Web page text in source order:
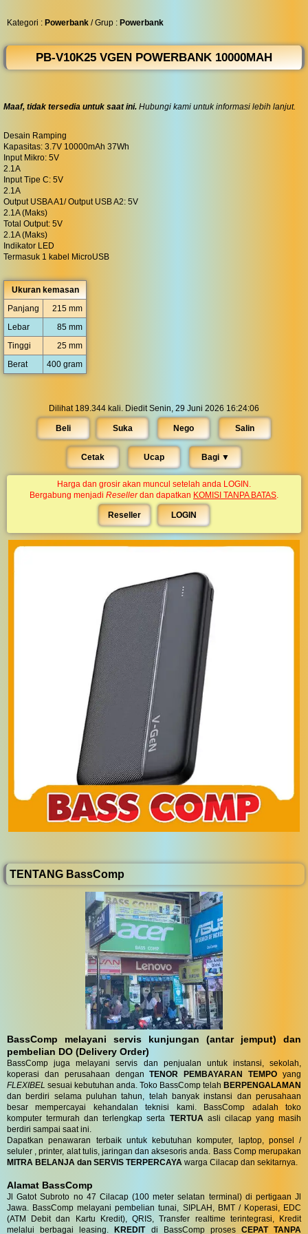
Kategori : Powerbank / Grup : Powerbank
PB-V10K25 VGEN POWERBANK 10000MAH
Maaf, tidak tersedia untuk saat ini. Hubungi kami untuk informasi lebih lanjut.
Desain Ramping
Kapasitas: 3.7V 10000mAh 37Wh
Input Mikro: 5V
2.1A
Input Tipe C: 5V
2.1A
Output USBA A1/ Output USB A2: 5V
2.1A (Maks)
Total Output: 5V
2.1A (Maks)
Indikator LED
Termasuk 1 kabel MicroUSB
Ukuran kemasan
Panjang
215 mm
Lebar
85 mm
Tinggi
25 mm
Berat
400 gram
Dilihat 189.344 kali. Diedit Senin, 29 Juni 2026 16:24:06
Beli Suka Nego Salin
Cetak Ucap Bagi ▼︎
Harga dan grosir akan muncul setelah anda LOGIN.
Bergabung menjadi Resellerdan dapatkan KOMISI TANPA BATAS.
Reseller LOGIN
TENTANG BassComp
BassComp melayani servis kunjungan (antar jemput) dan
pembelian DO (Delivery Order)
BassComp juga melayani servis dan penjualan untuk instansi, sekolah,
koperasi dan perusahaan denganTENOR PEMBAYARAN TEMPO yang
FLEXIBEL sesuai kebutuhan anda. Toko BassComp telah BERPENGALAMAN
dan berdiri selama puluhan tahun, telah banyak instansi dan perusahaan
besar mempercayai kehandalan teknisi kami. BassComp adalah toko
komputer termurah dan terlengkap serta TERTUA asli cilacap yang masih
berdiri sampai saat ini.
Dapatkan penawaran terbaik untuk kebutuhan komputer, laptop, ponsel /
seluler , printer, alat tulis, jaringan dan aksesoris anda. Bass Comp merupakan
MITRA BELANJA dan SERVIS TERPERCAYA warga Cilacap dan sekitarnya.
Alamat BassComp
Jl Gatot Subroto no 47 Cilacap (100 meter selatan terminal) di pertigaan Jl
Jawa. BassComp melayani pembelian tunai, SIPLAH, BMT / Koperasi, EDC
(ATM Debit dan Kartu Kredit), QRIS, Transfer realtime terintegrasi, Kredit
melalui berbagai leasing.KREDITdi BassComp proses CEPAT TANPA